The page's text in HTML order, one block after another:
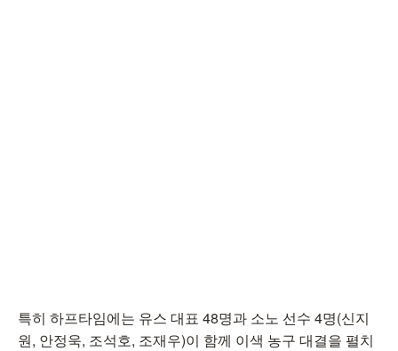
특히 하프타임에는 유스 대표 48명과 소노 선수 4명(신지
원, 안정욱, 조석호, 조재우)이 함께 이색 농구 대결을 펼치